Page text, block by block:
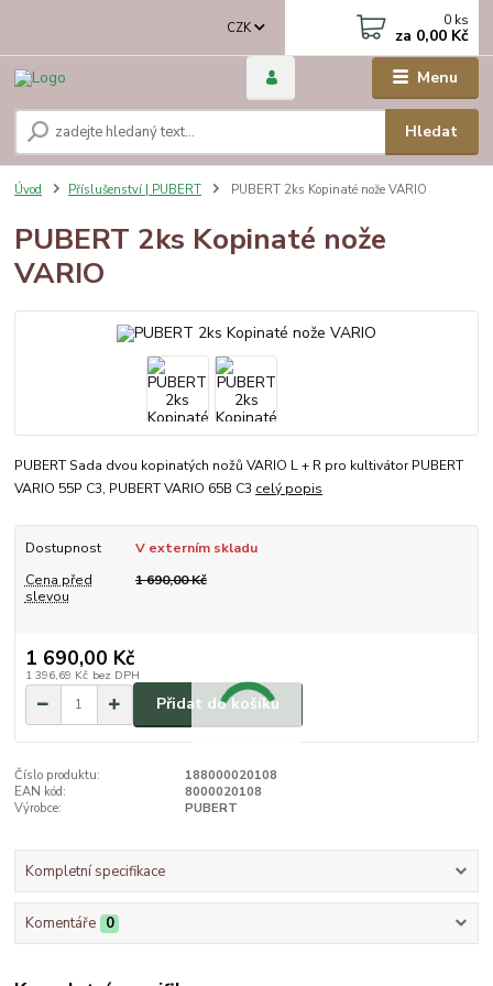
Menu
CZK
Hledat
0 ks
za 0,00 Kč
Úvod Příslušenství | PUBERT PUBERT 2ks Kopinaté nože VARIO
PUBERT 2ks Kopinaté nože
VARIO
PUBERT Sada dvou kopinatých nožů VARIO L + R pro kultivátor PUBERT
VARIO 55P C3, PUBERT VARIO 65B C3 celý popis
Dostupnost
V externím skladu
Cena před
slevou
1 690,00 Kč
1 690,00 Kč
1 396,69 Kč bez DPH
Přidat do košíku
Číslo produktu:
188000020108
EAN kód:
8000020108
Výrobce:
PUBERT
Kompletní specifikace
Komentáře 0